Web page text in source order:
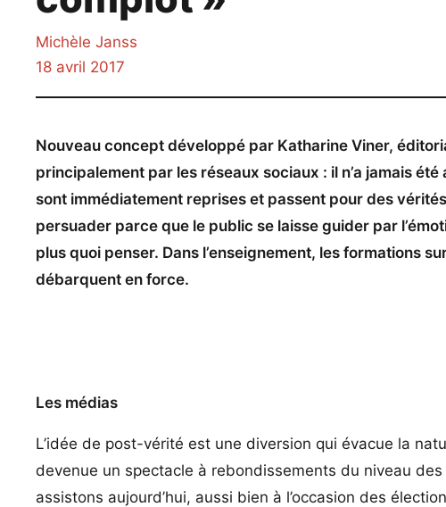
Michèle Janss
18 avril 2017
Nouveau concept développé par Katharine Viner,
principalement par les réseaux sociaux : il n’a jamais
sont immédiatement reprises et passent pour des
persuader parce que le public se laisse guider par
plus quoi penser. Dans l’enseignement, les formations
débarquent en force.
Les médias
L’idée de post-vérité est une diversion qui évacue la
devenue un spectacle à rebondissements du niveau
assistons aujourd’hui, aussi bien à l’occasion des